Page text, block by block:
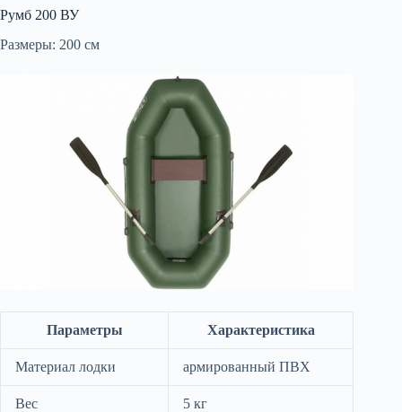
Румб 200 ВУ
Размеры: 200 см
Параметры Характеристика
Материал лодки армированный ПВХ
Вес 5 кг